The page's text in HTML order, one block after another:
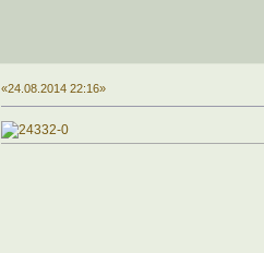
«24.08.2014 22:16»